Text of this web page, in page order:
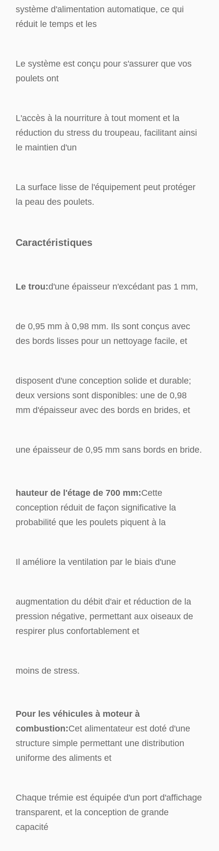
système d'alimentation automatique, ce qui
réduit le temps et les
Le système est conçu pour s'assurer que vos
poulets ont
L'accès à la nourriture à tout moment et la
réduction du stress du troupeau, facilitant ainsi
le maintien d'un
La surface lisse de l'équipement peut protéger
la peau des poulets.
Caractéristiques
Le trou:d'une épaisseur n'excédant pas 1 mm,
de 0,95 mm à 0,98 mm. Ils sont conçus avec
des bords lisses pour un nettoyage facile, et
disposent d'une conception solide et durable;
deux versions sont disponibles: une de 0,98
mm d'épaisseur avec des bords en brides, et
une épaisseur de 0,95 mm sans bords en bride.
hauteur de l'étage de 700 mm:Cette
conception réduit de façon significative la
probabilité que les poulets piquent à la
Il améliore la ventilation par le biais d'une
augmentation du débit d'air et réduction de la
pression négative, permettant aux oiseaux de
respirer plus confortablement et
moins de stress.
Pour les véhicules à moteur à
combustion:Cet alimentateur est doté d'une
structure simple permettant une distribution
uniforme des aliments et
Chaque trémie est équipée d'un port d'affichage
transparent, et la conception de grande
capacité